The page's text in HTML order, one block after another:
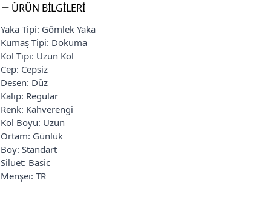
ÜRÜN BILGILERI
Yaka Tipi: Gömlek Yaka
Kumaş Tipi: Dokuma
Kol Tipi: Uzun Kol
Cep: Cepsiz
Desen: Düz
Kalıp: Regular
Renk: Kahverengi
Kol Boyu: Uzun
Ortam: Günlük
Boy: Standart
Siluet: Basic
Menşei: TR